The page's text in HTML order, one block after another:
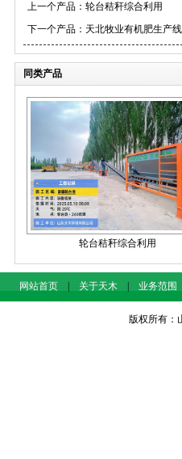
上一个产品： 轮台秸秆综合利用
下一个产品： 天北牧业有机肥生产线
同类产品
轮台秸秆综合利用
网站首页| 关于天木| 业务范围
版权所有：